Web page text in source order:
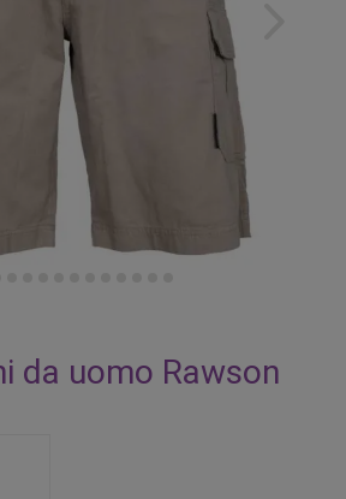
da uomo Rawson